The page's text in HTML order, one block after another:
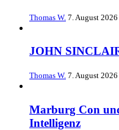
Thomas W. 7. August
JOHN
Thomas W. 7. August
Marburg Con
Intelligenz